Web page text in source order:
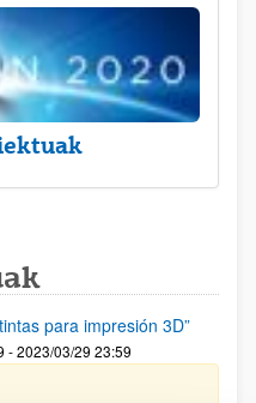
para impresión 3D”
- 2023/03/29 23:59